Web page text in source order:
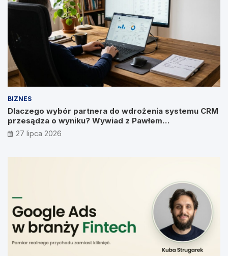
BIZNES
Dlaczego wybór partnera do wdrożenia systemu CRM
przesądza o wyniku? Wywiad z Pawłem
Prymakowskim, CEO IT Vision
27 lipca 2026